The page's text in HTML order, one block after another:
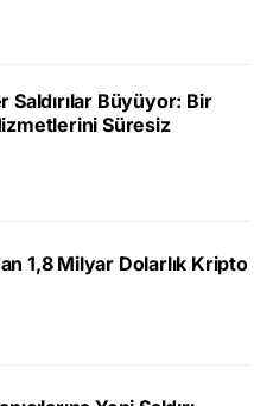
Saldırılar Büyüyor: Bir
Süresiz
1,8 Milyar Dolarlık Kripto